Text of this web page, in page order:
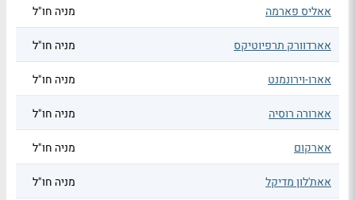
אאליס פארמה מניה חו"ל
אארדוורק תרפיוטיקס מניה חו"ל
אארו-וירונמנט מניה חו"ל
אארורה רוסיה מניה חו"ל
אארקום מניה חו"ל
אאת'לון מדיקל מניה חו"ל